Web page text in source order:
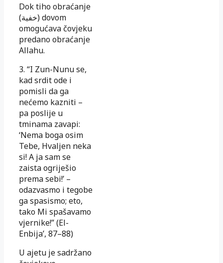
Dok tiho obraćanje
(خفية) dovom
omogućava čovjeku
predano obraćanje
Allahu.
3. “I Zun-Nunu se,
kad srdit ode i
pomisli da ga
nećemo kazniti –
pa poslije u
tminama zavapi:
‘Nema boga osim
Tebe, Hvaljen neka
si! A ja sam se
zaista ogriješio
prema sebi!’ –
odazvasmo i tegobe
ga spasismo; eto,
tako Mi spašavamo
vjernike!” (El-
Enbija’, 87–88)
U ajetu je sadržano